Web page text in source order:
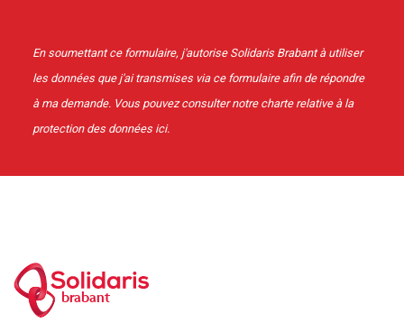
En soumettant ce formulaire, j'autorise Solidaris Brabant à utiliser
les données que j'ai transmises via ce formulaire afin de répondre
à ma demande. Vous pouvez consulter notre charte relative à la
protection des données ici.
brabant